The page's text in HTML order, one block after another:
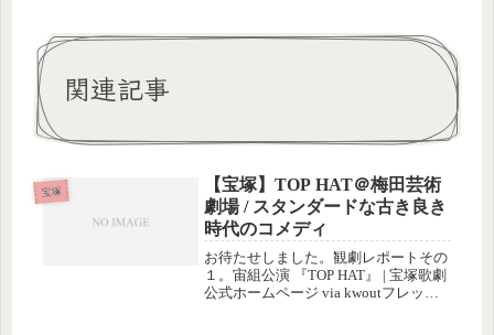
関連記事
宝塚
【宝塚】TOP HAT＠梅田芸術
劇場 / スタンダードな古き良き
時代のコメディ
お待たせしました。観劇レポートその
１。宙組公演 『TOP HAT』 | 宝塚歌劇
公式ホームページ via kwoutフレッ